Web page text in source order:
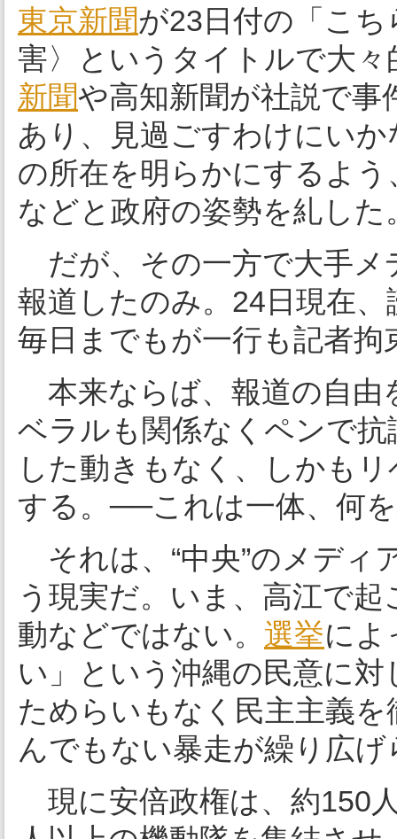
東京新聞が23日付の「こ
害〉というタイトルで大
新聞や高知新聞が社説で事
あり、見過ごすわけにい
の所在を明らかにするよ
などと政府の姿勢を糺した
だが、その一方で大手
報道したのみ。24日現在
毎日までもが一行も記者
本来ならば、報道の自由
ベラルも関係なくペンで
した動きもなく、しかも
する。──これは一体、何
それは、“中央”のメディ
う現実だ。いま、高江で
動などではない。 選挙によ
い」という沖縄の民意に
ためらいもなく民主主義
んでもない暴走が繰り広
現に安倍政権は、約150